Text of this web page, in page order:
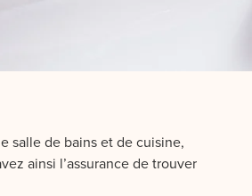
salle de bains et de cuisine,
ainsi l’assurance de trouver